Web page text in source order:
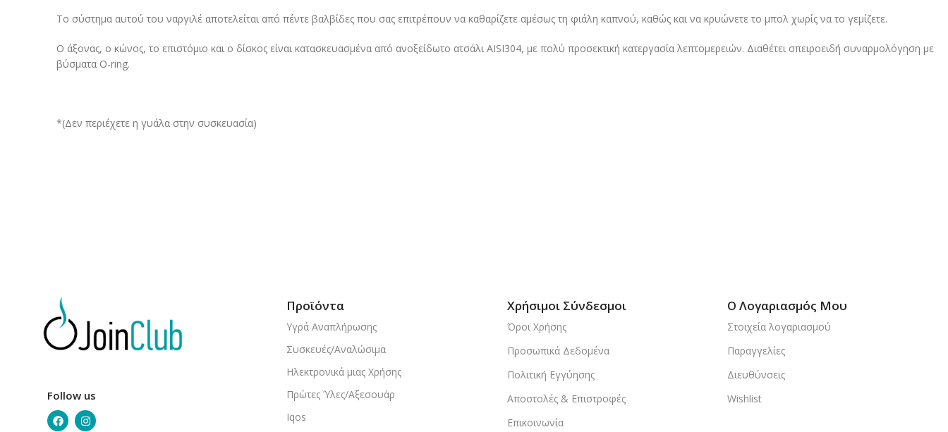
Το σύστημα αυτού του ναργιλέ αποτελείται από πέντε βαλβίδες που σας επιτρέπουν να καθαρίζετε αμέσως τη φιάλη καπνού, καθώς και να κρυώνετε το μπολ χωρίς να το γεμίζετε.
Ο άξονας, ο κώνος, το επιστόμιο και ο δίσκος είναι κατασκευασμένα από ανοξείδωτο ατσάλι AISI304, με πολύ προσεκτική κατεργασία λεπτομερειών. Διαθέτει σπειροειδή συναρμολόγηση με
βύσματα O-ring.
*(Δεν περιέχετε η γυάλα στην συσκευασία)
Follow us
Προϊόντα
Υγρά Αναπλήρωσης
Συσκευές/Αναλώσιμα
Ηλεκτρονικά μιας Χρήσης
Πρώτες Ύλες/Αξεσουάρ
Iqos
Χρήσιμοι Σύνδεσμοι
Όροι Χρήσης
Προσωπικά Δεδομένα
Πολιτική Εγγύησης
Αποστολές & Επιστροφές
Επικοινωνία
Ο Λογαριασμός Μου
Στοιχεία λογαριασμού
Παραγγελίες
Διευθύνσεις
Wishlist